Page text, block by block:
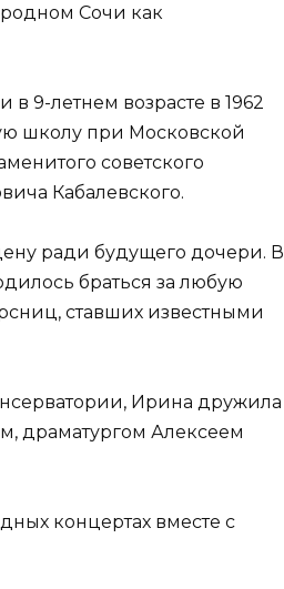
родном Сочи как
9-летнем возрасте в 1962
школу при Московской
советского
Кабалевского.
ради будущего дочери. В
браться за любую
ставших известными
Ирина дружила
драматургом Алексеем
концертах вместе с